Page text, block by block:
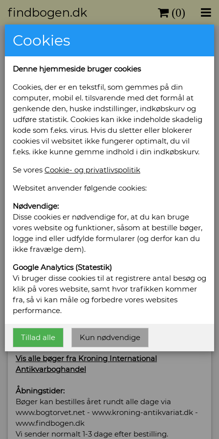
findbogen.dk (0)
Hardsyssels Aarbog 1974
Forlag: Historisk Samfund - Ringkøbing Amt -
Udgivet år: 1974 - Antal bind: 1 - Antal sider: 158
- Indbinding: Hæftet - Tilstand: Pænt
eksemplar -
Bog ID: 3855
Illustreret
Pris: Kr. 50,00
Læg i kurv
Sælges af: Kroning
International
Antikvarboghandel
Solvej 2, Søndervig
6950 Søndervig
Telefonnr: 24 25 91 03
CVR/SE: 40349154
Hjemmeside:
http://www.kroning-antikvariat.dk
Email: post@kroning-antikvariat.dk
Vis alle bøger fra Kroning International
Antikvarboghandel
Åbningstider:
Bøger kan bestilles året rundt alle dage via
www.bogtorvet.net - www.kroning-antikvariat.dk -
www.findbogen.dk
Vi sender normalt 1-3 dage efter bestilling.
Cookies
Denne hjemmeside bruger cookies
Cookies, der er en tekstfil, som gemmes på din
computer, mobil el. tilsvarende med det formål at
genkende den, huske indstillinger, indkøbskurv og
udføre statistik. Cookies kan ikke indeholde skadelig
kode som f.eks. virus. Hvis du sletter eller blokerer
cookies vil websitet ikke fungerer optimalt, du vil
f.eks. ikke kunne gemme indhold i din indkøbskurv.
Se vores Cookie- og privatlivspolitik
Websitet anvender følgende cookies:
Nødvendige:
Disse cookies er nødvendige for, at du kan bruge
vores website og funktioner, såsom at bestille bøger,
logge ind eller udfylde formularer (og derfor kan du
ikke fravælge dem).
Google Analytics (Statestik)
Vi bruger disse cookies til at registrere antal besøg og
klik på vores website, samt hvor trafikken kommer
fra, så vi kan måle og forbedre vores websites
performance.
Tillad alle Kun nødvendige